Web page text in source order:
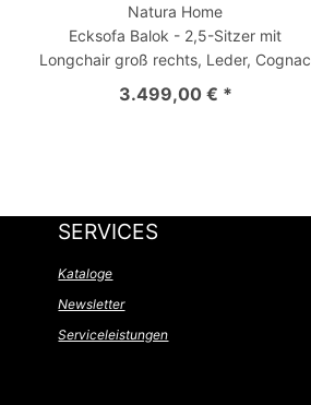
Natura Home
Ecksofa Balok - 2,5-Sitzer mit
Longchair groß rechts, Leder, Cognac
3.499,00 € *
SERVICES
Kataloge
Newsletter
Serviceleistungen